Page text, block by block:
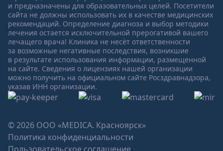
и предназначены для образовательных целей. Посетители
сайта не должны использовать их в качестве медицинских
рекомендаций. Определение диагноза и выбор методики
лечения остается исключительной прерогативой вашего
лечащего врача! Клиника не несёт ответственности
за возможные негативные последствия, возникшие
в результате использования информации, размещенной
на сайте. Сведения о лицензиях нашей организации
можно получить на официальном сайте Росздравнадзора,
указав ИНН организации.
© 2026 ООО «MEDICA. Красноярск»
Политика конфиденциальности